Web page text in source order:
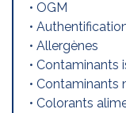
• OGM
•
• Allergènes
• Contaminants
• Contaminants
• Colorants